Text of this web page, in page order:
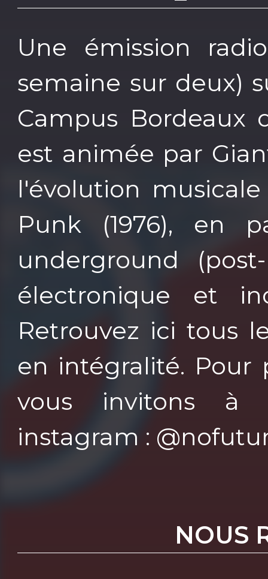
Une émission
semaine sur deux)
Campus Bordeaux
est animée par
l'évolution
Punk (1976), en
underground
électronique et
Retrouvez ici tous
en intégralité. Pour
vous invitons à
instagram :
NOUS